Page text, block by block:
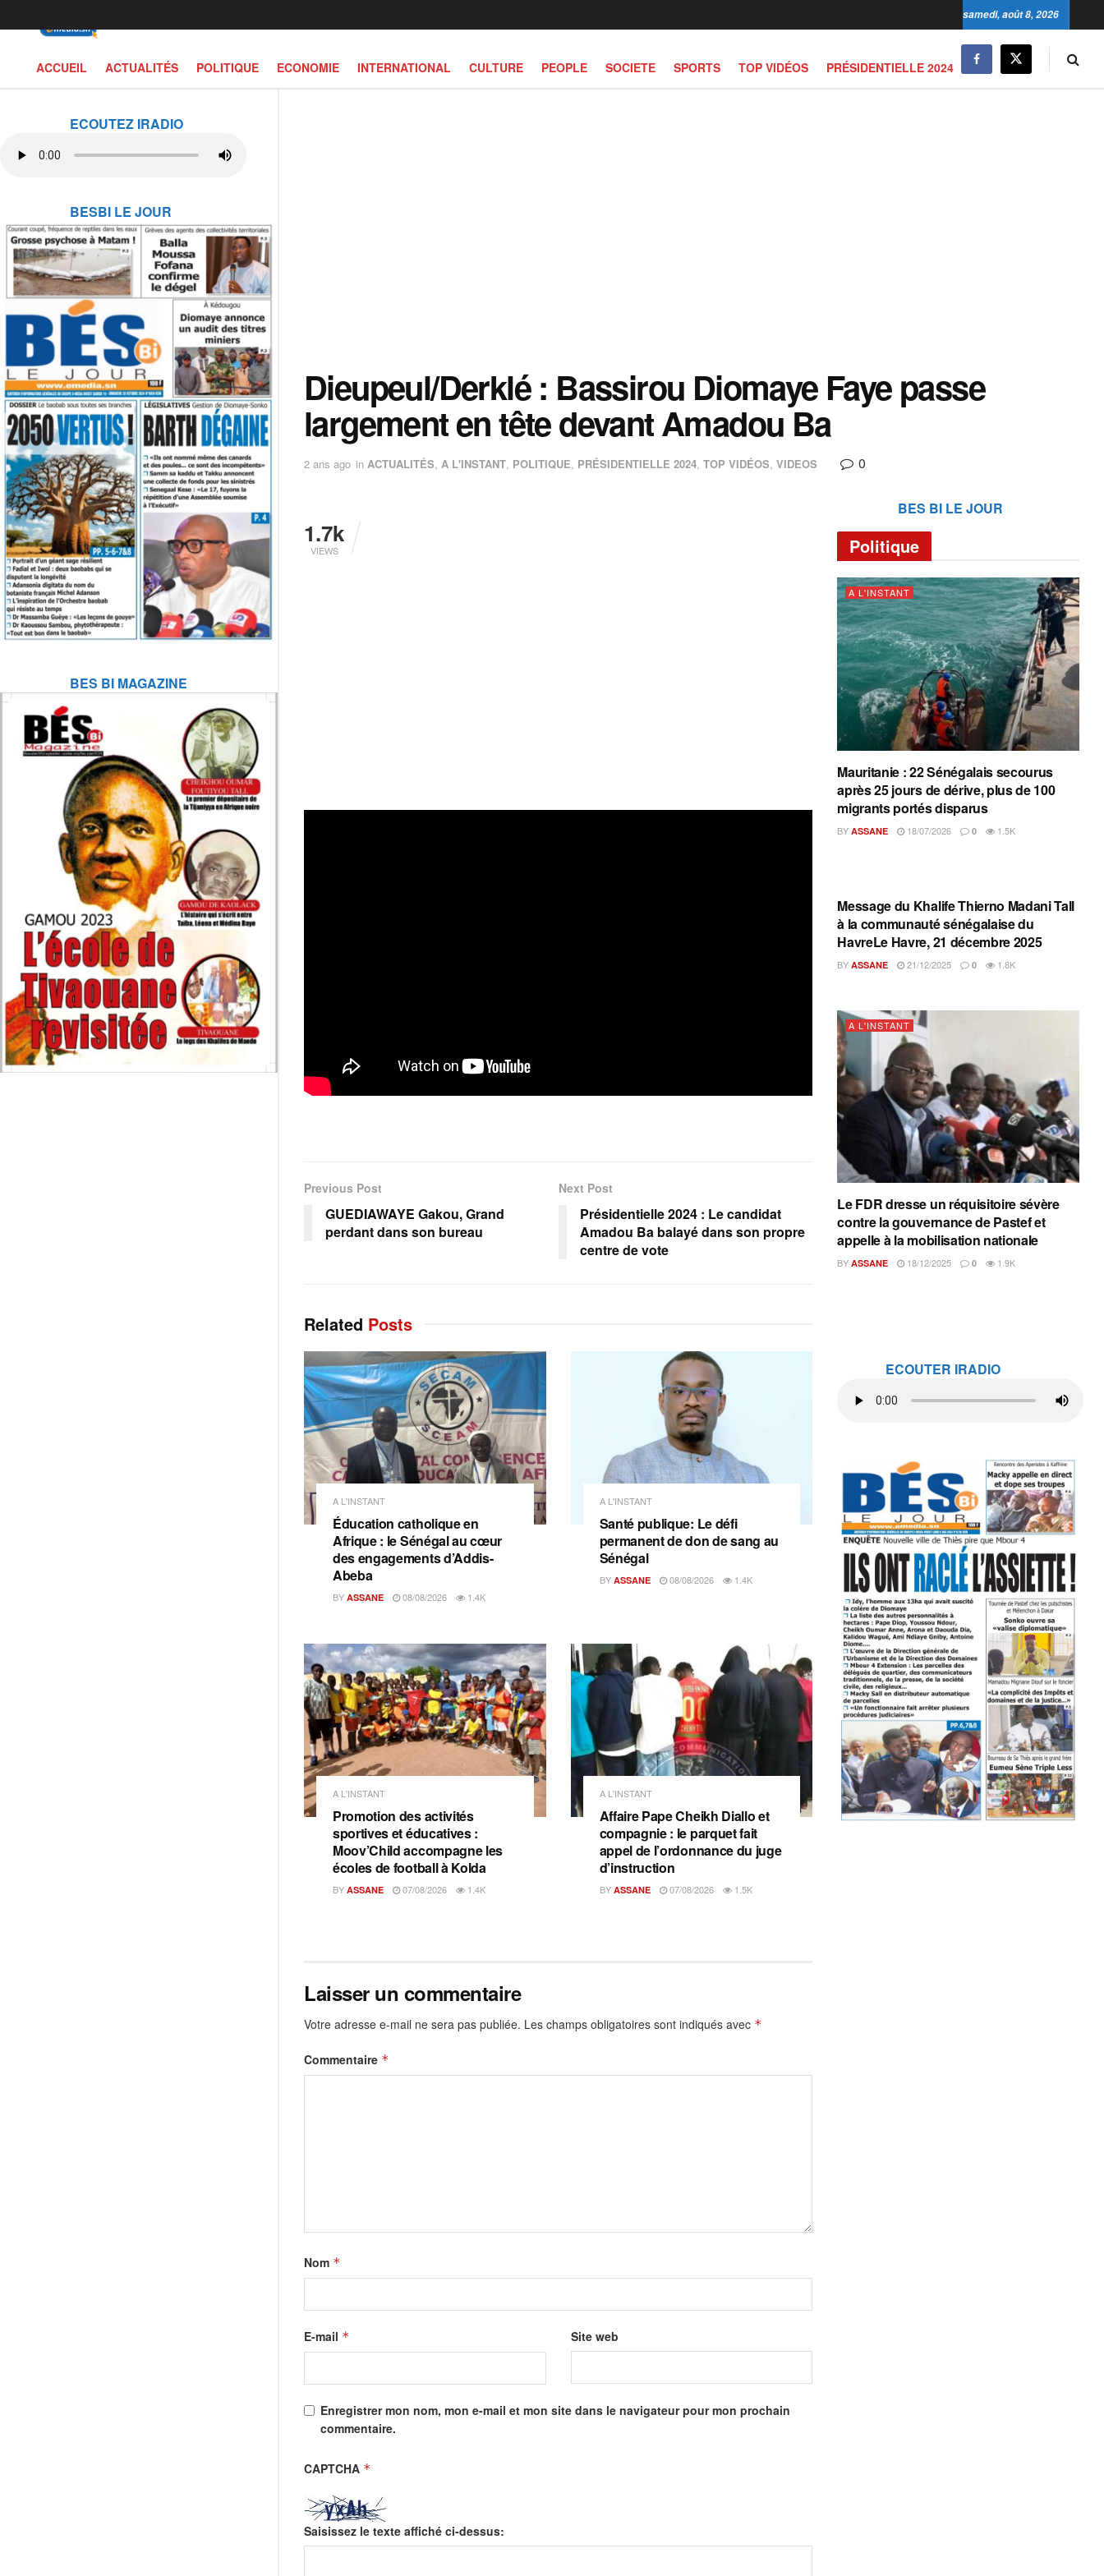
ECOUTEZ IRADIO
BESBI LE JOUR
BES BI MAGAZINE
samedi, août 8, 2026
ACCUEIL ACTUALITÉS POLITIQUE ECONOMIE INTERNATIONAL CULTURE PEOPLE SOCIETE SPORTS TOP VIDÉOS PRÉSIDENTIELLE 2024
Dieupeul/Derklé : Bassirou Diomaye Faye passe
largement en tête devant Amadou Ba
2 ans ago in ACTUALITÉS, A L'INSTANT, POLITIQUE, PRÉSIDENTIELLE 2024, TOP VIDÉOS, VIDEOS 0
1.7k
VIEWS
Previous Post
GUEDIAWAYE Gakou, Grand
perdant dans son bureau
Next Post
Présidentielle 2024 : Le candidat
Amadou Ba balayé dans son propre
centre de vote
Related Posts
A L'INSTANT
Éducation catholique en
Afrique : le Sénégal au cœur
des engagements d’Addis-
Abeba
BY ASSANE 08/08/2026 1.4K
A L'INSTANT
Santé publique: Le défi
permanent de don de sang au
Sénégal
BY ASSANE 08/08/2026 1.4K
A L'INSTANT
Promotion des activités
sportives et éducatives :
Moov’Child accompagne les
écoles de football à Kolda
BY ASSANE 07/08/2026 1.4K
A L'INSTANT
Affaire Pape Cheikh Diallo et
compagnie : le parquet fait
appel de l’ordonnance du juge
d’instruction
BY ASSANE 07/08/2026 1.5K
Laisser un commentaire
Votre adresse e-mail ne sera pas publiée. Les champs obligatoires sont indiqués avec *
Commentaire *
Nom *
E-mail * Site web
Enregistrer mon nom, mon e-mail et mon site dans le navigateur pour mon prochain
commentaire.
CAPTCHA *
Saisissez le texte affiché ci-dessus:
BES BI LE JOUR
Politique
A L'INSTANT
Mauritanie : 22 Sénégalais secourus
après 25 jours de dérive, plus de 100
migrants portés disparus
BY ASSANE 18/07/2026 0 1.5K
A L'INSTANT
Message du Khalife Thierno Madani Tall
à la communauté sénégalaise du
HavreLe Havre, 21 décembre 2025
BY ASSANE 21/12/2025 0 1.8K
A L'INSTANT
Le FDR dresse un réquisitoire sévère
contre la gouvernance de Pastef et
appelle à la mobilisation nationale
BY ASSANE 18/12/2025 0 1.9K
ECOUTER IRADIO